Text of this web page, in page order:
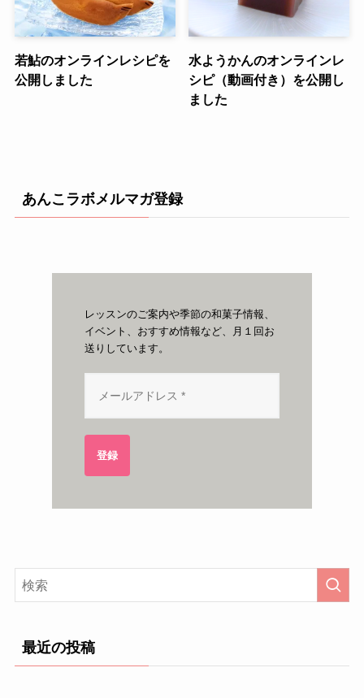
若鮎のオンラインレシピを
公開しました
水ようかんのオンラインレ
シピ（動画付き）を公開し
ました
あんこラボメルマガ登録
レッスンのご案内や季節の和菓子情報、
イベント、おすすめ情報など、月１回お
送りしています。
登録
最近の投稿